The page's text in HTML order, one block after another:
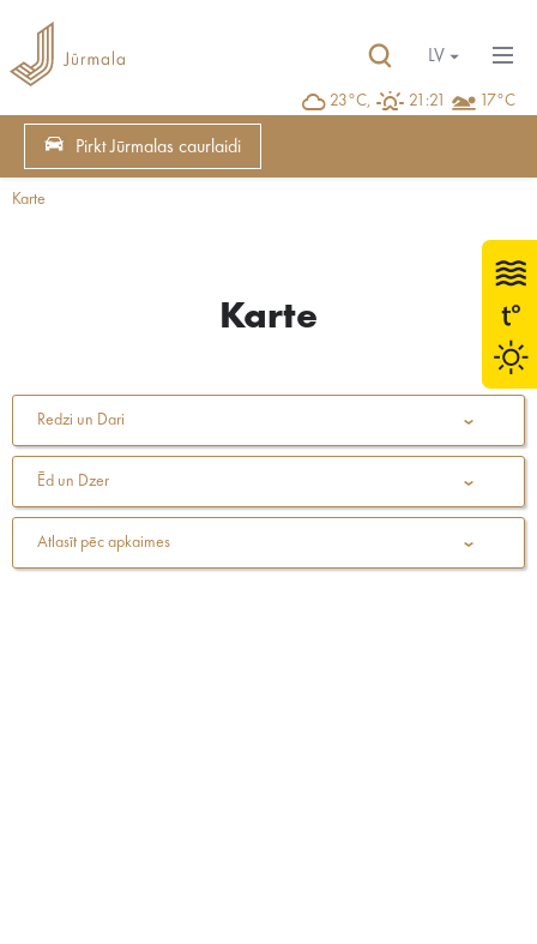
23°C, 21:21 17°C
LV
Pirkt Jūrmalas caurlaidi
Karte
Karte
Redzi un Dari
Ēd un Dzer
Atlasīt pēc apkaimes